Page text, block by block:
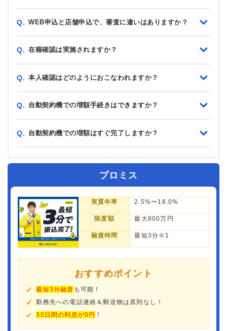
Q. WEB申込と店舗申込で、審査に違いはありますか？
Q. 在籍確認は実施されますか？
Q. 本人確認はどのようにおこなわれますか？
Q. 自動契約機での増額手続きはできますか？
Q. 自動契約機での増額はすぐ完了しますか？
プロミス
実質年率 2.5%〜18.0%
限度額 最大800万円
融資時間 最短3分※1
おすすめポイント
最短3分融資 も可能！
勤務先への電話連絡＆郵送物は原則なし！
30日間の利息が0円 ！